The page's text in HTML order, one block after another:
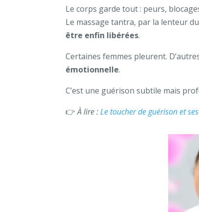
Le corps garde tout : peurs,
Le massage tantra, par la lenteur
être enfin libérées.
Certaines femmes pleurent.
émotionnelle.
C’est une guérison subtile mais
👉À lire :Le toucher de guérison et